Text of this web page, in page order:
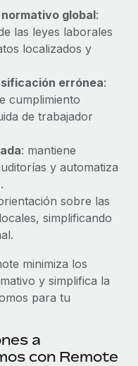
enseguida.
facilidad.
empleados sin
infraestructuras de
y Contractor
a empresas de
y...
equitativo
al mes...
global:
las leyes laborales
localizados y
errónea:
cumplimiento
de trabajador
: mantiene
y automatiza
sobre las
simplificando
minimiza los
y simplifica la
para tu
a
con Remote